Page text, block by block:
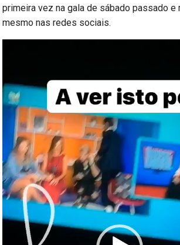
primeira vez na gala de sábado passado
mesmo nas redes sociais.